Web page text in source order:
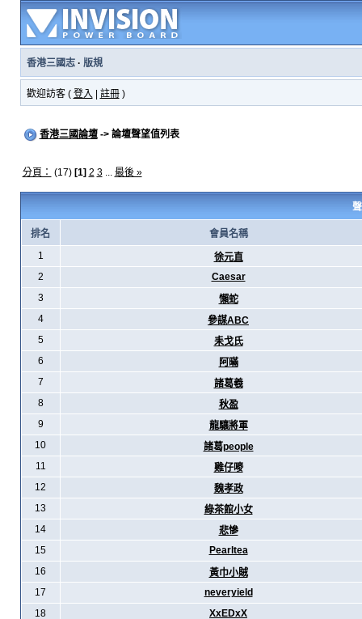
香港三國志· 版規
歡迎訪客 ( 登入 註冊)
香港三國論壇-> 論壇聲望值列表
分頁： (17) [1] 2 3... 最後 »
排名
會員名稱
1
徐元直
2
Caesar
3
懶蛇
4
參謀ABC
5
耒戈氏
6
阿暪
7
諸葛羲
8
秋盈
9
龍驤將軍
10
諸葛people
11
雞仔嘜
12
魏孝政
13
綠茶館小女
14
悲慘
15
Pearltea
16
黃巾小賊
17
neveryield
18
XxEDxX